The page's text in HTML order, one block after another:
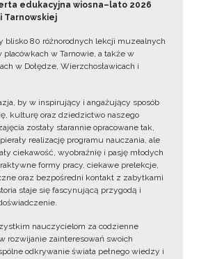
edukacyjna wiosna–lato 2026
Tarnowskiej
blisko 80 różnorodnych lekcji muzealnych
placówkach w Tarnowie, a także w
w Dołędze, Wierzchosławicach i
by w inspirujący i angażujący sposób
kulturę oraz dziedzictwo naszego
zostały starannie opracowane tak,
realizację programu nauczania, ale
ciekawość, wyobraźnię i pasję młodych
formy pracy, ciekawe prelekcje,
oraz bezpośredni kontakt z zabytkami
staje się fascynującą przygodą i
nauczycielom za codzienne
rozwijanie zainteresowań swoich
odkrywanie świata pełnego wiedzy i